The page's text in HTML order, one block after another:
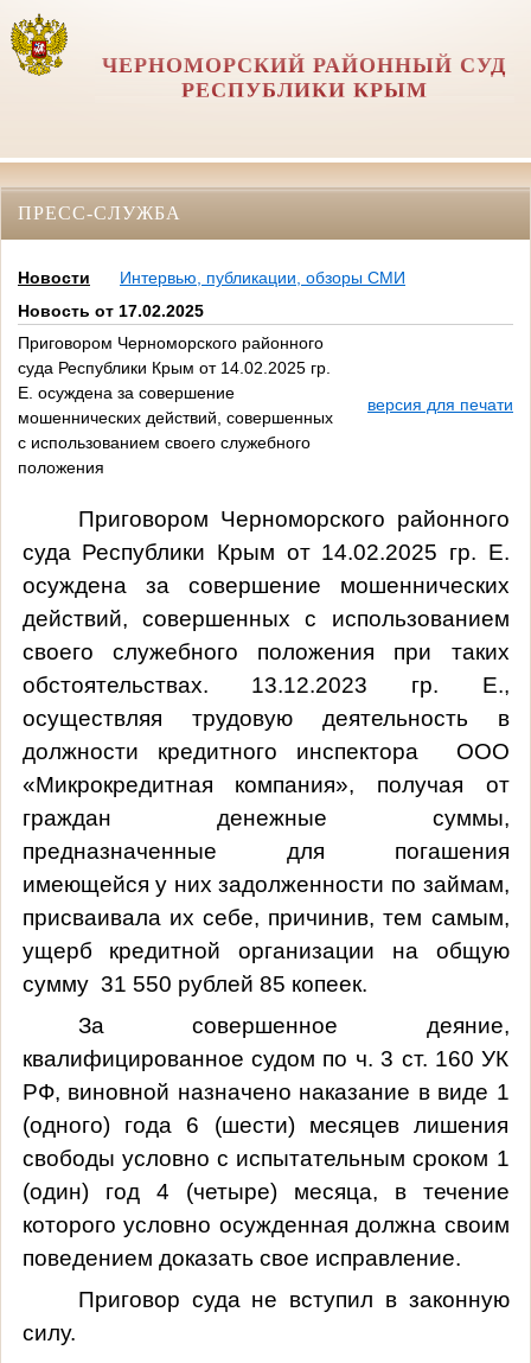
ЧЕРНОМОРСКИЙ РАЙОННЫЙ СУД
РЕСПУБЛИКИ КРЫМ
ПРЕСС-СЛУЖБА
Новости
Интервью, публикации, обзоры СМИ
Новость от 17.02.2025
Приговором Черноморского районного
суда Республики Крым от 14.02.2025 гр.
Е. осуждена за совершение
мошеннических действий, совершенных
с использованием своего служебного
положения
версия для печати
Приговором Черноморского районного
суда Республики Крым от 14.02.2025 гр. Е.
осуждена за совершение мошеннических
действий, совершенных с использованием
своего служебного положения при таких
обстоятельствах. 13.12.2023 гр. Е.,
осуществляя трудовую деятельность в
должности кредитного инспектора ООО
«Микрокредитная компания», получая от
граждан денежные суммы,
предназначенные для погашения
имеющейся у них задолженности по займам,
присваивала их себе, причинив, тем самым,
ущерб кредитной организации на общую
сумму 31 550 рублей 85 копеек.
За совершенное деяние,
квалифицированное судом по ч. 3 ст. 160 УК
РФ, виновной назначено наказание в виде 1
(одного) года 6 (шести) месяцев лишения
свободы условно с испытательным сроком 1
(один) год 4 (четыре) месяца, в течение
которого условно осужденная должна своим
поведением доказать свое исправление.
Приговор суда не вступил в законную
силу.